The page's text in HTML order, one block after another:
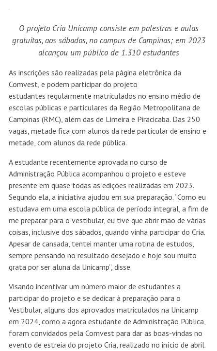
O projeto Cria Unicamp consiste em palestras e aulas
gratuitas, aos sábados, no campus de Campinas; em 2023
alcançou um público de 1.310 estudantes
As inscrições são realizadas pela página eletrônicada
Comvest, e podem participar do projeto
estudantes regularmente matriculados no ensino médio de
escolas públicas e particulares da Região Metropolitana de
Campinas (RMC), além das de Limeira e Piracicaba. Das 250
vagas, metade fica com alunos da rede particular de ensino e
metade, com alunos da rede pública.
A estudante recentemente aprovada no curso de
Administração Pública acompanhou o projeto e esteve
presente em quase todas as edições realizadas em 2023.
Segundo ela, a iniciativa ajudou em sua preparação. “Como eu
estudava em uma escola pública de período integral, a fim de
me preparar para o vestibular, eu tive que abrir mão de várias
coisas, inclusive dos sábados, quando vinha participar do Cria.
Apesar de cansada, tentei manter uma rotina de estudos,
sempre pensando no resultado desejado e hoje sou muito
grata por ser aluna da Unicamp”, disse.
Visando incentivar um número maior de estudantes a
participar do projeto e se dedicar à preparação para o
Vestibular, alguns dos aprovados matriculados na Unicamp
em 2024, como a agora estudante de Administração Pública,
foram convidados pela Comvest para dar as boas-vindas no
evento de estreia do projeto Cria, realizado no início de abril.